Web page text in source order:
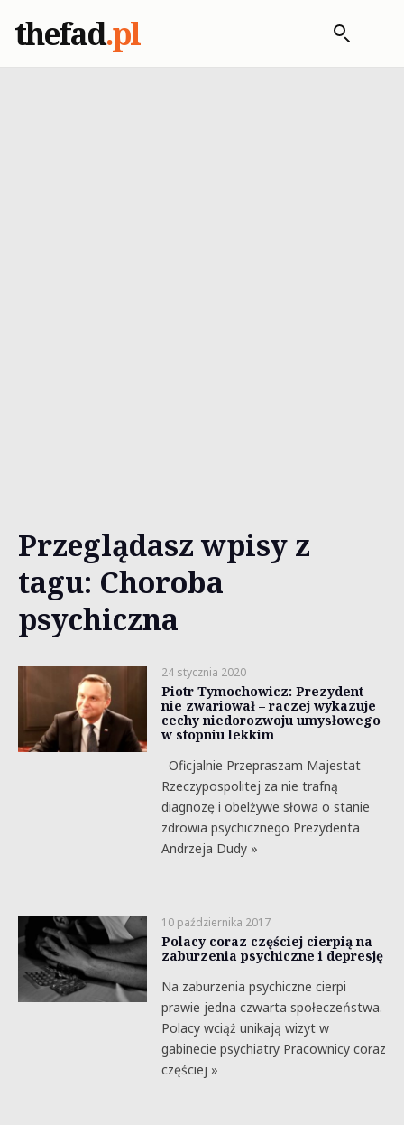
thefad.pl
Przeglądasz wpisy z
tagu: Choroba
psychiczna
24 stycznia 2020
Piotr Tymochowicz: Prezydent
nie zwariował – raczej wykazuje
cechy niedorozwoju umysłowego
w stopniu lekkim
Oficjalnie Przepraszam Majestat
Rzeczypospolitej za nie trafną
diagnozę i obelżywe słowa o stanie
zdrowia psychicznego Prezydenta
Andrzeja Dudy »
10 października 2017
Polacy coraz częściej cierpią na
zaburzenia psychiczne i depresję
Na zaburzenia psychiczne cierpi
prawie jedna czwarta społeczeństwa.
Polacy wciąż unikają wizyt w
gabinecie psychiatry Pracownicy coraz
częściej »